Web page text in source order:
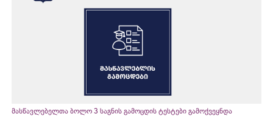
მასწავლებელთა ბოლო 3 საგნის გამოცდის ტესტები გამოქვეყნდა